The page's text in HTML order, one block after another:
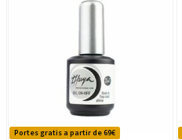
Portes gratis a partir de 69€